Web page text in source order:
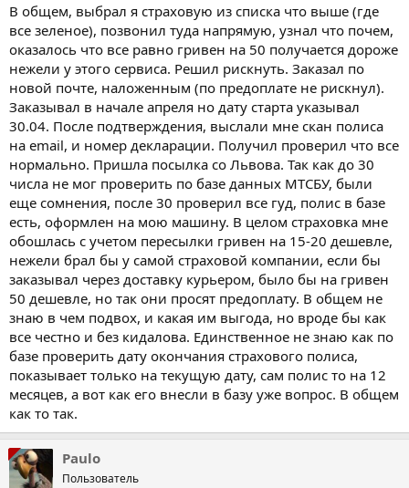
В общем, выбрал я страховую из списка что выше (где
все зеленое), позвонил туда напрямую, узнал что почем,
оказалось что все равно гривен на 50 получается дороже
нежели у этого сервиса. Решил рискнуть. Заказал по
новой почте, наложенным (по предоплате не рискнул).
Заказывал в начале апреля но дату старта указывал
30.04. После подтверждения, выслали мне скан полиса
на email, и номер декларации. Получил проверил что все
нормально. Пришла посылка со Львова. Так как до 30
числа не мог проверить по базе данных МТСБУ, были
еще сомнения, после 30 проверил все гуд, полис в базе
есть, оформлен на мою машину. В целом страховка мне
обошлась с учетом пересылки гривен на 15-20 дешевле,
нежели брал бы у самой страховой компании, если бы
заказывал через доставку курьером, было бы на гривен
50 дешевле, но так они просят предоплату. В общем не
знаю в чем подвох, и какая им выгода, но вроде бы как
все честно и без кидалова. Единственное не знаю как по
базе проверить дату окончания страхового полиса,
показывает только на текущую дату, сам полис то на 12
месяцев, а вот как его внесли в базу уже вопрос. В общем
как то так.
Paulo
Пользователь